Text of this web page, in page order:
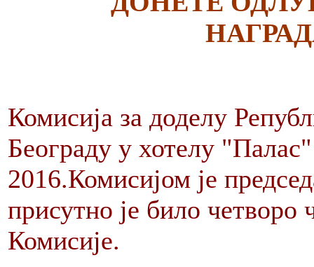
Комисија за доделу
Београду у хотелу
2016.Комисијом је
присутно је било четворо
Комисије.